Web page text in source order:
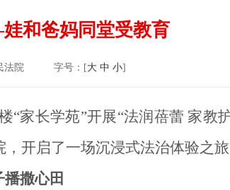
和爸妈同堂受教育
法院 字号：[大 中 小]
家长学苑”开展“法润蓓蕾 家教
开启了一场沉浸式法治体验之旅
撒心田